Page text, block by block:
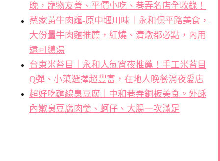
晚，寵物友善、平價小吃、巷弄名店全收錄！
蔡家黃牛肉麵-原中壢川味｜永和保平路美食，
大份量牛肉麵推薦，紅燒、清燉都必點，內用
還可續湯
台東米苔目｜永和人氣宵夜推薦！手工米苔目
Q彈、小菜選擇超豐富，在地人晚餐消夜愛店
超好吃麵線臭豆腐｜中和巷弄銅板美食。外酥
內嫰臭豆腐肉羹、蚵仔、大腸一次滿足